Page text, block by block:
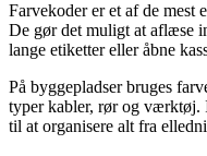
Farvekoder er et af de mest
De gør det muligt at aflæse
lange etiketter eller åbne
På byggepladser bruges
typer kabler, rør og værktøj.
til at organisere alt fra